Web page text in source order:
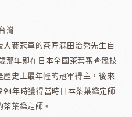
灣
賽冠軍的茶匠森田治秀先生自
那年即在日本全國茶葉審查競技
史上最年輕的冠軍得主，後來
年時獲得當時日本茶葉鑑定師
葉鑑定師。